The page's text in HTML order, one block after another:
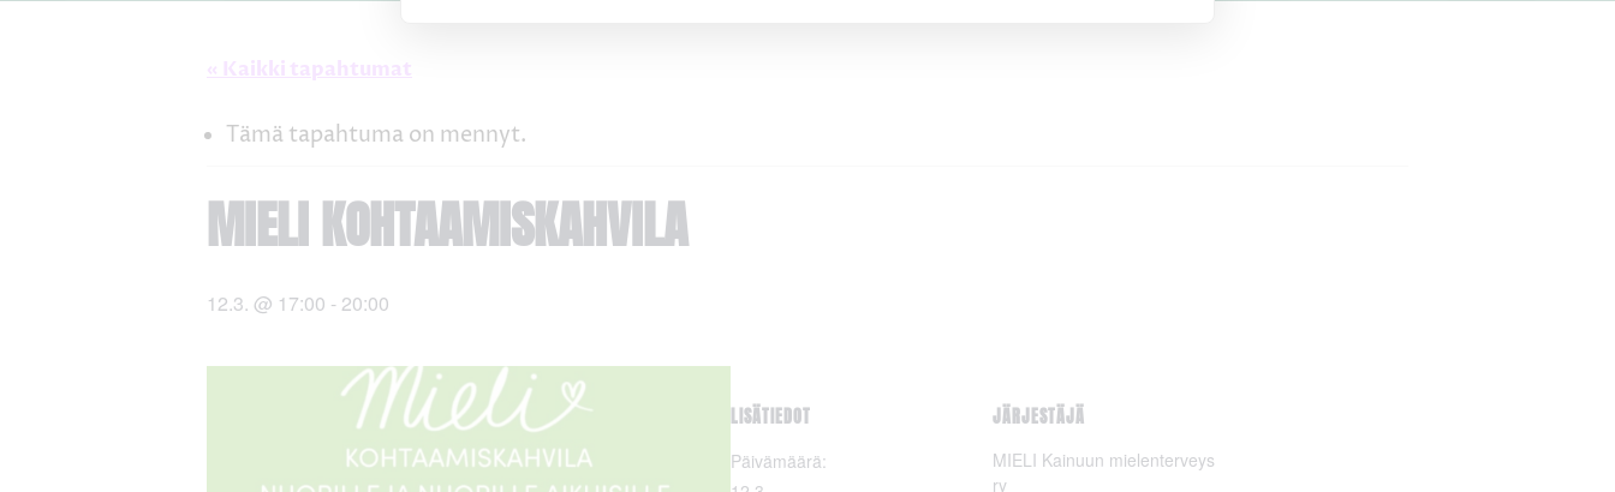
« Kaikki tapahtumat
Tämä tapahtuma on mennyt.
MIELI KOHTAAMISKAHVILA
12.3. @ 17:00 - 20:00
LISÄTIEDOT
Päivämäärä:
JÄRJESTÄJÄ
MIELI Kainuun mielenterveys
ry